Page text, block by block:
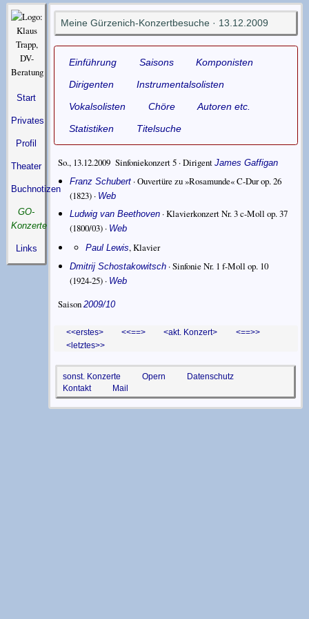
Start
Privates
Profil
Theater
Buchnotizen
GO-
Konzerte
Links
Meine Gürzenich-Konzertbesuche · 13.12.2009
Einführung Saisons
Komponisten
Dirigenten
Instrumentalsolisten
Vokalsolisten
Chöre
Autoren etc.
Statistiken
Titelsuche
So., 13.12.2009 Sinfoniekonzert 5 ·Dirigent James Gaffigan
Franz Schubert ·Ouvertüre zu »Rosamunde« C-Dur op. 26
(1823) · Web
Ludwig van Beethoven ·Klavierkonzert Nr. 3 c-Moll op. 37
(1800/03) · Web
Paul Lewis,Klavier
Dmitrij Schostakowitsch ·Sinfonie Nr. 1 f-Moll op. 10
(1924-25) · Web
Saison2009/10
<erstes <== akt. Konzert
==>
letztes>
sonst. Konzerte Opern
Datenschutz
Kontakt
Mail